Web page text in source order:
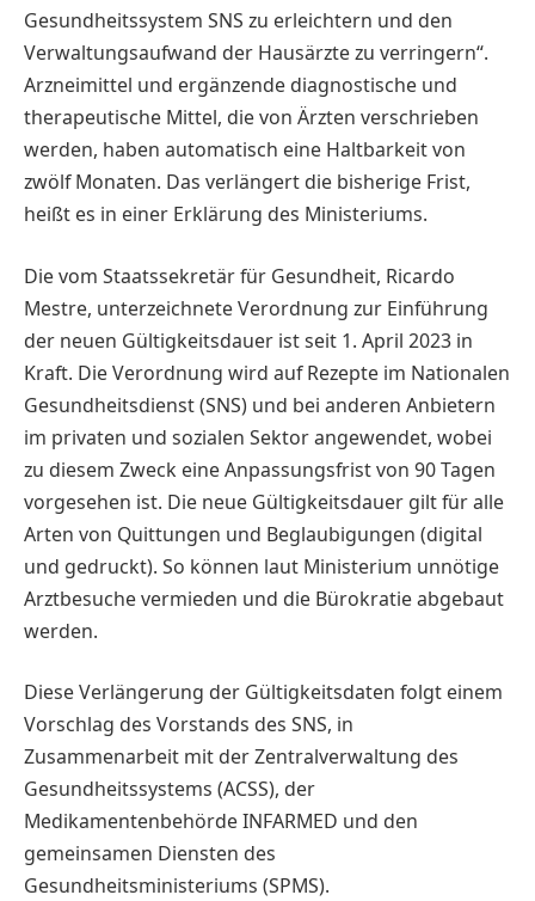
Gesundheitssystem SNS zu erleichtern und den
Verwaltungsaufwand der Hausärzte zu verringern“.
Arzneimittel und ergänzende diagnostische und
therapeutische Mittel, die von Ärzten verschrieben
werden, haben automatisch eine Haltbarkeit von
zwölf Monaten. Das verlängert die bisherige Frist,
heißt es in einer Erklärung des Ministeriums.
Die vom Staatssekretär für Gesundheit, ­Ricar­do
Mestre, unterzeichnete Verordnung zur Einführung
der neuen Gültigkeitsdauer ist seit 1. April 2023 in
Kraft. Die Verordnung wird auf Rezepte im Nationalen
Gesundheitsdienst (SNS) und bei anderen Anbietern
im privaten und sozialen Sektor angewendet, wobei
zu diesem Zweck eine Anpassungsfrist von 90 Tagen
vorgesehen ist. Die neue Gültigkeitsdauer gilt für alle
Arten von Quittungen und Beglaubigungen (digital
und gedruckt). So können laut Ministerium unnötige
Arztbesuche vermieden und die Bürokratie abgebaut
werden.
Diese Verlängerung der Gültigkeitsdaten folgt einem
Vorschlag des Vorstands des SNS, in
Zusammenarbeit mit der Zentralverwaltung des
Gesundheitssystems (ACSS), der
Medikamentenbehörde INFARMED und den
gemeinsamen Diensten des
Gesundheitsministeriums (SPMS).